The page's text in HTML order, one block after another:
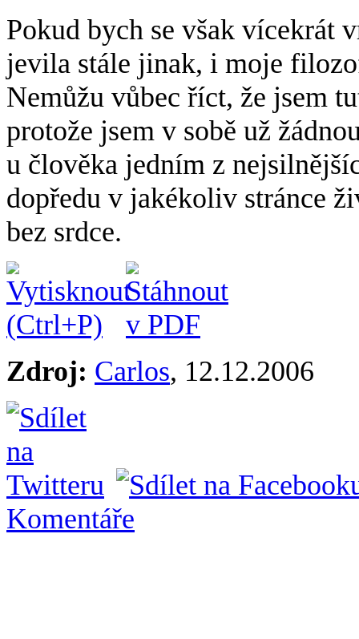
Pokud bych se však vícekrát
jevila stále jinak, i moje
Nemůžu vůbec říct, že jsem
protože jsem v sobě už
u člověka jedním z
dopředu v jakékoliv stránce
bez srdce.
Zdroj: Carlos, 12.12.2006
Komentáře